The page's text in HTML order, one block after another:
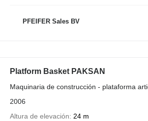
PFEIFER Sales BV
Platform Basket PAKSAN
Maquinaria de construcción - plataforma
2006
Altura de elevación
24 m